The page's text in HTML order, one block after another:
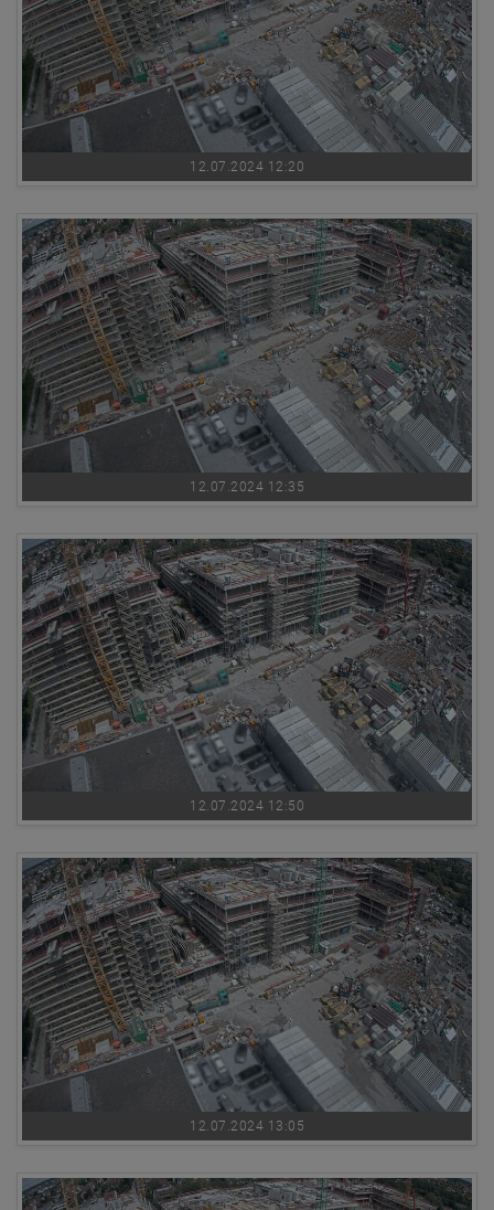
12.07.2024 12:20
12.07.2024 12:35
12.07.2024 12:50
12.07.2024 13:05